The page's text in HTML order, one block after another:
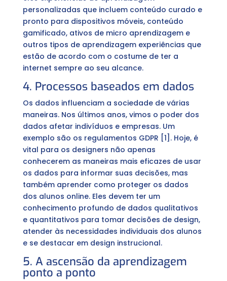
personalizadas que incluem conteúdo curado e
pronto para dispositivos móveis, conteúdo
gamificado, ativos de micro aprendizagem e
outros tipos de aprendizagem experiências que
estão de acordo com o costume de ter a
internet sempre ao seu alcance.
4. Processos baseados em dados
Os dados influenciam a sociedade de várias
maneiras. Nos últimos anos, vimos o poder dos
dados afetar indivíduos e empresas. Um
exemplo são os regulamentos GDPR [1]. Hoje, é
vital para os designers não apenas
conhecerem as maneiras mais eficazes de usar
os dados para informar suas decisões, mas
também aprender como proteger os dados
dos alunos online. Eles devem ter um
conhecimento profundo de dados qualitativos
e quantitativos para tomar decisões de design,
atender às necessidades individuais dos alunos
e se destacar em design instrucional.
5. A ascensão da aprendizagem
ponto a ponto